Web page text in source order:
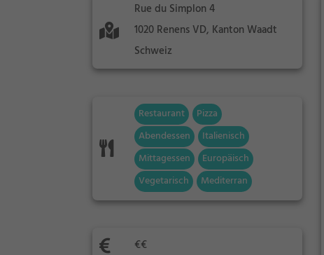
Rue du Simplon 4
1020 Renens VD, Kanton Waadt
Schweiz
Restaurant
Pizza
Abendessen
Italienisch
Mittagessen
Europäisch
Vegetarisch
Mediterran
€€